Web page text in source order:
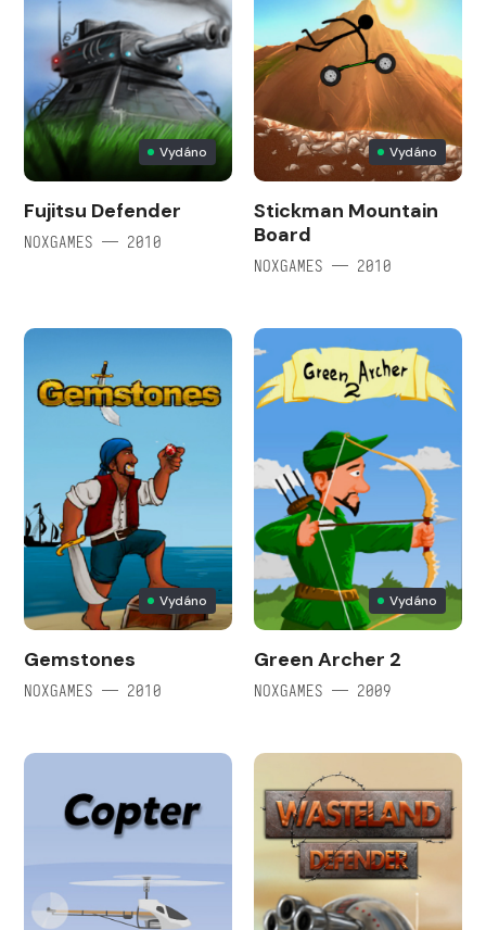
Vydáno
Fujitsu Defender
NOXGAMES — 2010
Vydáno
Stickman Mountain
Board
NOXGAMES — 2010
Vydáno
Gemstones
NOXGAMES — 2010
Vydáno
Green Archer 2
NOXGAMES — 2009